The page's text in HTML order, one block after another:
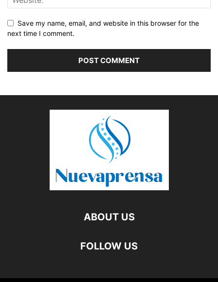
Save my name, email, and website in this browser for the
next time I comment.
ABOUT US
FOLLOW US